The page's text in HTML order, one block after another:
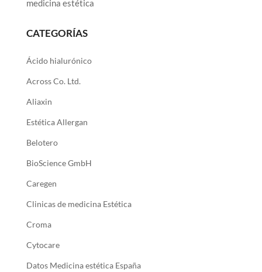
medicina estética
CATEGORÍAS
Ácido hialurónico
Across Co. Ltd.
Aliaxin
Estética Allergan
Belotero
BioScience GmbH
Caregen
Clinicas de medicina Estética
Croma
Cytocare
Datos Medicina estética España